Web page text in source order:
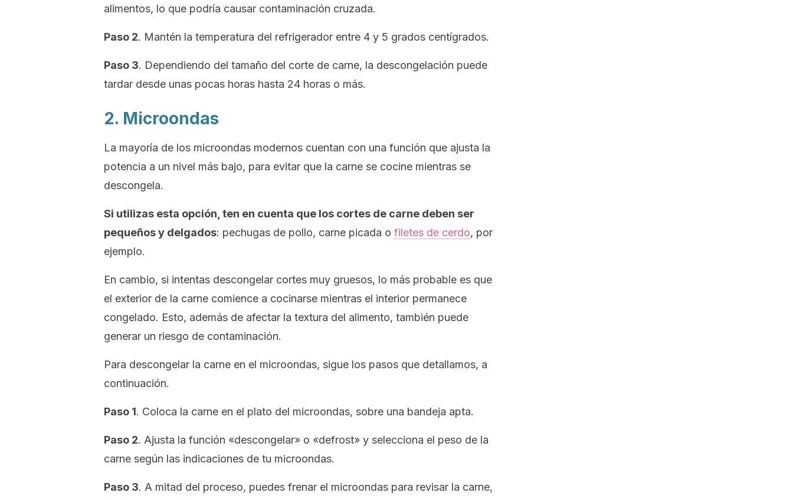
alimentos, lo que podría causar contaminación cruzada.
Paso 2. Mantén la temperatura del refrigerador entre 4 y 5 grados centígrados.
Paso 3. Dependiendo del tamaño del corte de carne, la descongelación puede
tardar desde unas pocas horas hasta 24 horas o más.
2. Microondas
La mayoría de los microondas modernos cuentan con una función que ajusta la
potencia a un nivel más bajo, para evitar que la carne se cocine mientras se
descongela.
Si utilizas esta opción, ten en cuenta que los cortes de carne deben ser
pequeños y delgados: pechugas de pollo, carne picada o filetes de cerdo, por
ejemplo.
En cambio, si intentas descongelar cortes muy gruesos, lo más probable es que
el exterior de la carne comience a cocinarse mientras el interior permanece
congelado. Esto, además de afectar la textura del alimento, también puede
generar un riesgo de contaminación.
Para descongelar la carne en el microondas, sigue los pasos que detallamos, a
continuación.
Paso 1. Coloca la carne en el plato del microondas, sobre una bandeja apta.
Paso 2. Ajusta la función «descongelar» o «defrost» y selecciona el peso de la
carne según las indicaciones de tu microondas.
Paso 3. A mitad del proceso, puedes frenar el microondas para revisar la carne,